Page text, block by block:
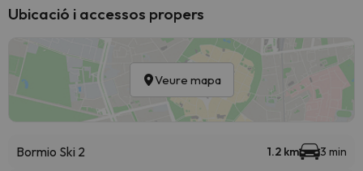
Ubicació i accessos propers
Veure mapa
Bormio Ski 2 1.2 km 3 min